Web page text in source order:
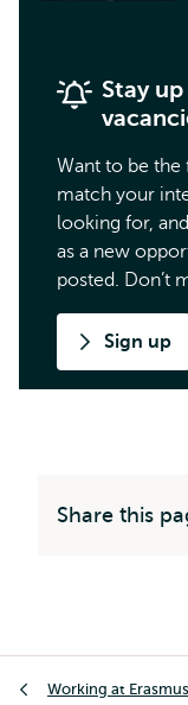
Stay
Want to be the
match your
looking for,
as a new
posted. Don’t
Sign up
Share this
Working at